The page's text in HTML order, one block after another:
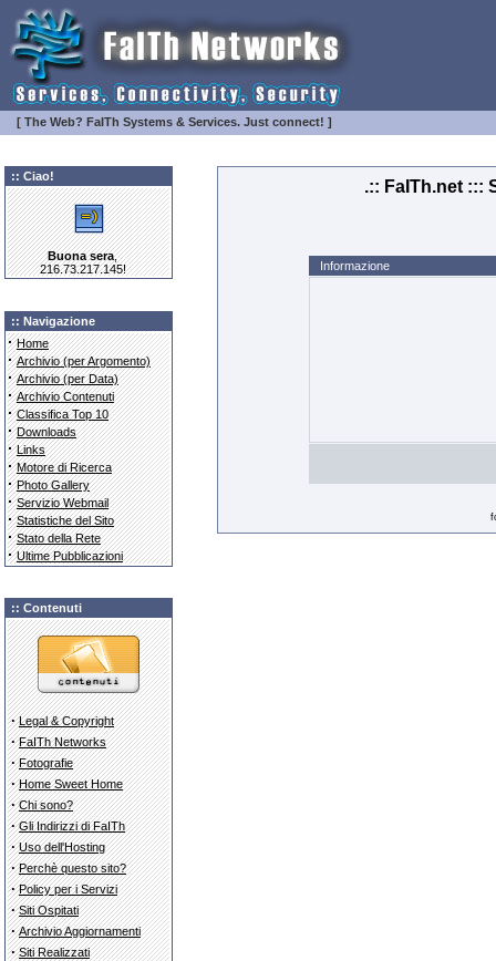
[ The Web? FaITh Systems & Services. Just connect! ]
:: Ciao!
Buona sera,
216.73.217.145!
:: Navigazione
· Home
· Archivio (per Argomento)
· Archivio (per Data)
· Archivio Contenuti
· Classifica Top 10
· Downloads
· Links
· Motore di Ricerca
· Photo Gallery
· Servizio Webmail
· Statistiche del Sito
· Stato della Rete
· Ultime Pubblicazioni
:: Contenuti
· Legal & Copyright
· FaITh Networks
· Fotografie
· Home Sweet Home
· Chi sono?
· Gli Indirizzi di FaITh
· Uso dell'Hosting
· Perchè questo sito?
· Policy per i Servizi
· Siti Ospitati
· Archivio Aggiornamenti
· Siti Realizzati
.:: FaITh.net :::
Informazione